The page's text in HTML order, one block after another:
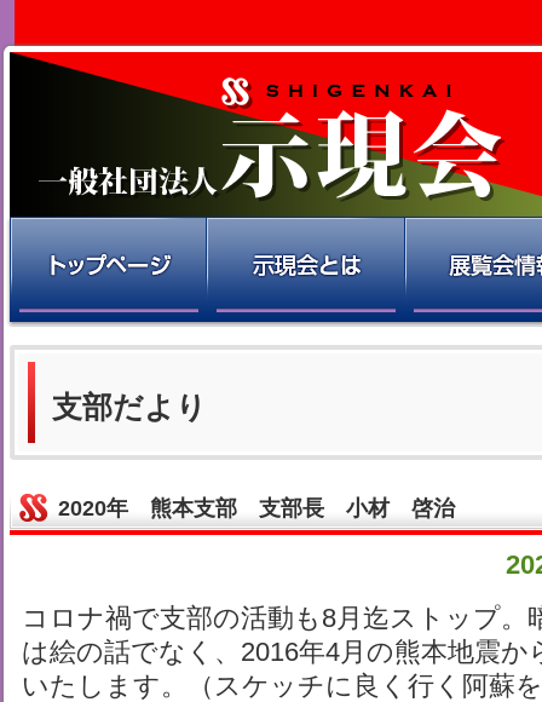
支部だより
2020年 熊本支部 支部長 小材 啓治
コロナ禍で支部の活動も8月迄ストップ。
は絵の話でなく、2016年4月の熊本地震か
いたします。（スケッチに良く行く阿蘇